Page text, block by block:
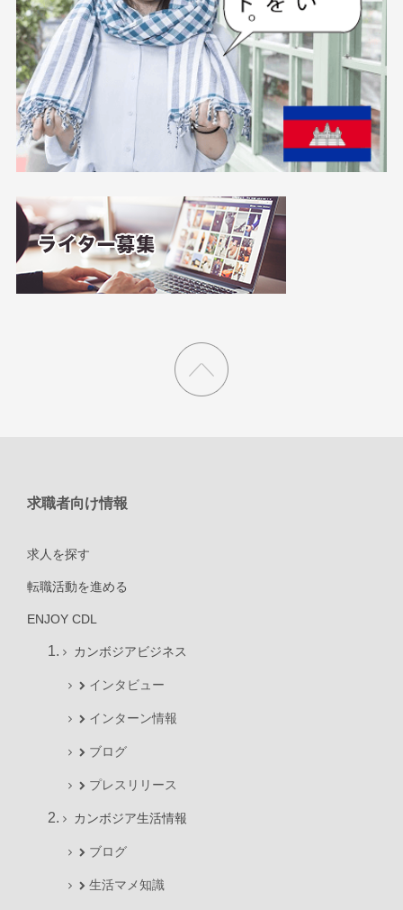
求職者向け情報
求人を探す
転職活動を進める
ENJOY CDL
カンボジアビジネス
インタビュー
インターン情報
ブログ
プレスリリース
カンボジア生活情報
ブログ
生活マメ知識